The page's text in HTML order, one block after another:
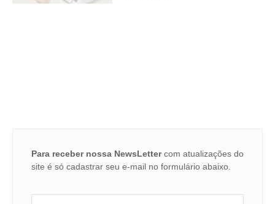
Para receber nossa NewsLettercom atualizações do
site é só cadastrar seu e-mail no formulário abaixo.